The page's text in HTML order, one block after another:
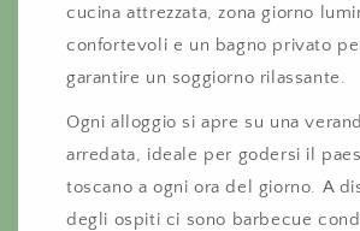
cucina attrezzata, zona giorno
confortevoli e un bagno privato
garantire un soggiorno rilassante.
Ogni alloggio si apre su una
arredata, ideale per godersi il
toscano a ogni ora del giorno. A
degli ospiti ci sono barbecue